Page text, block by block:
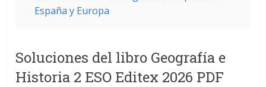
España y Europa
Soluciones del libro Geografía e
Historia 2 ESO Editex 2026 PDF